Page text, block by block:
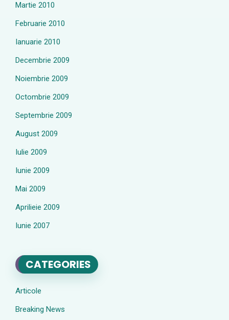
Martie 2010
Februarie 2010
Ianuarie 2010
Decembrie 2009
Noiembrie 2009
Octombrie 2009
Septembrie 2009
August 2009
Iulie 2009
Iunie 2009
Mai 2009
Aprilieie 2009
Iunie 2007
CATEGORIES
Articole
Breaking News